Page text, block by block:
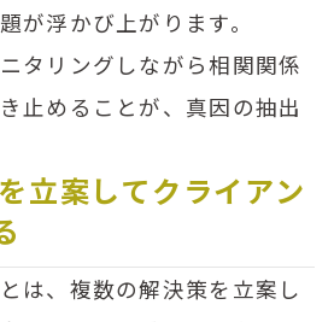
が浮かび上がります。
タリングしながら相関関係
止めることが、真因の抽出
立案してクライアン
は、複数の解決策を立案し